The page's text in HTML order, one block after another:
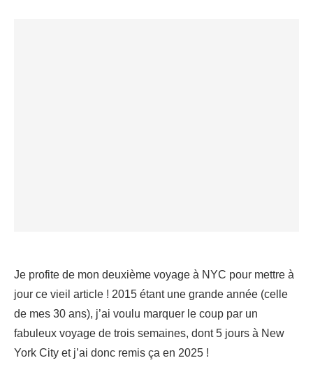
Je profite de mon deuxième voyage à NYC pour mettre à
jour ce vieil article ! 2015 étant une grande année (celle
de mes 30 ans), j’ai voulu marquer le coup par un
fabuleux voyage de trois semaines, dont 5 jours à New
York City et j’ai donc remis ça en 2025 !